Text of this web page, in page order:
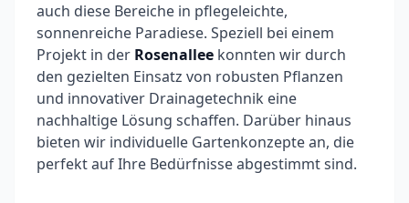
auch diese Bereiche in pflegeleichte,
sonnenreiche Paradiese. Speziell bei einem
Projekt in der Rosenallee konnten wir durch
den gezielten Einsatz von robusten Pflanzen
und innovativer Drainagetechnik eine
nachhaltige Lösung schaffen. Darüber hinaus
bieten wir individuelle Gartenkonzepte an, die
perfekt auf Ihre Bedürfnisse abgestimmt sind.